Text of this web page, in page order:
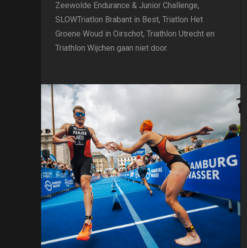
Zeewolde Endurance & Junior Challenge,
SLOWTriatlon Brabant in Best, Triatlon Het
Groene Woud in Oirschot, Triathlon Utrecht en
Triathlon Wijchen gaan niet door.